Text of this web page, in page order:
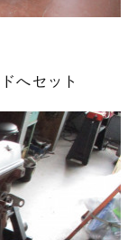
へセット